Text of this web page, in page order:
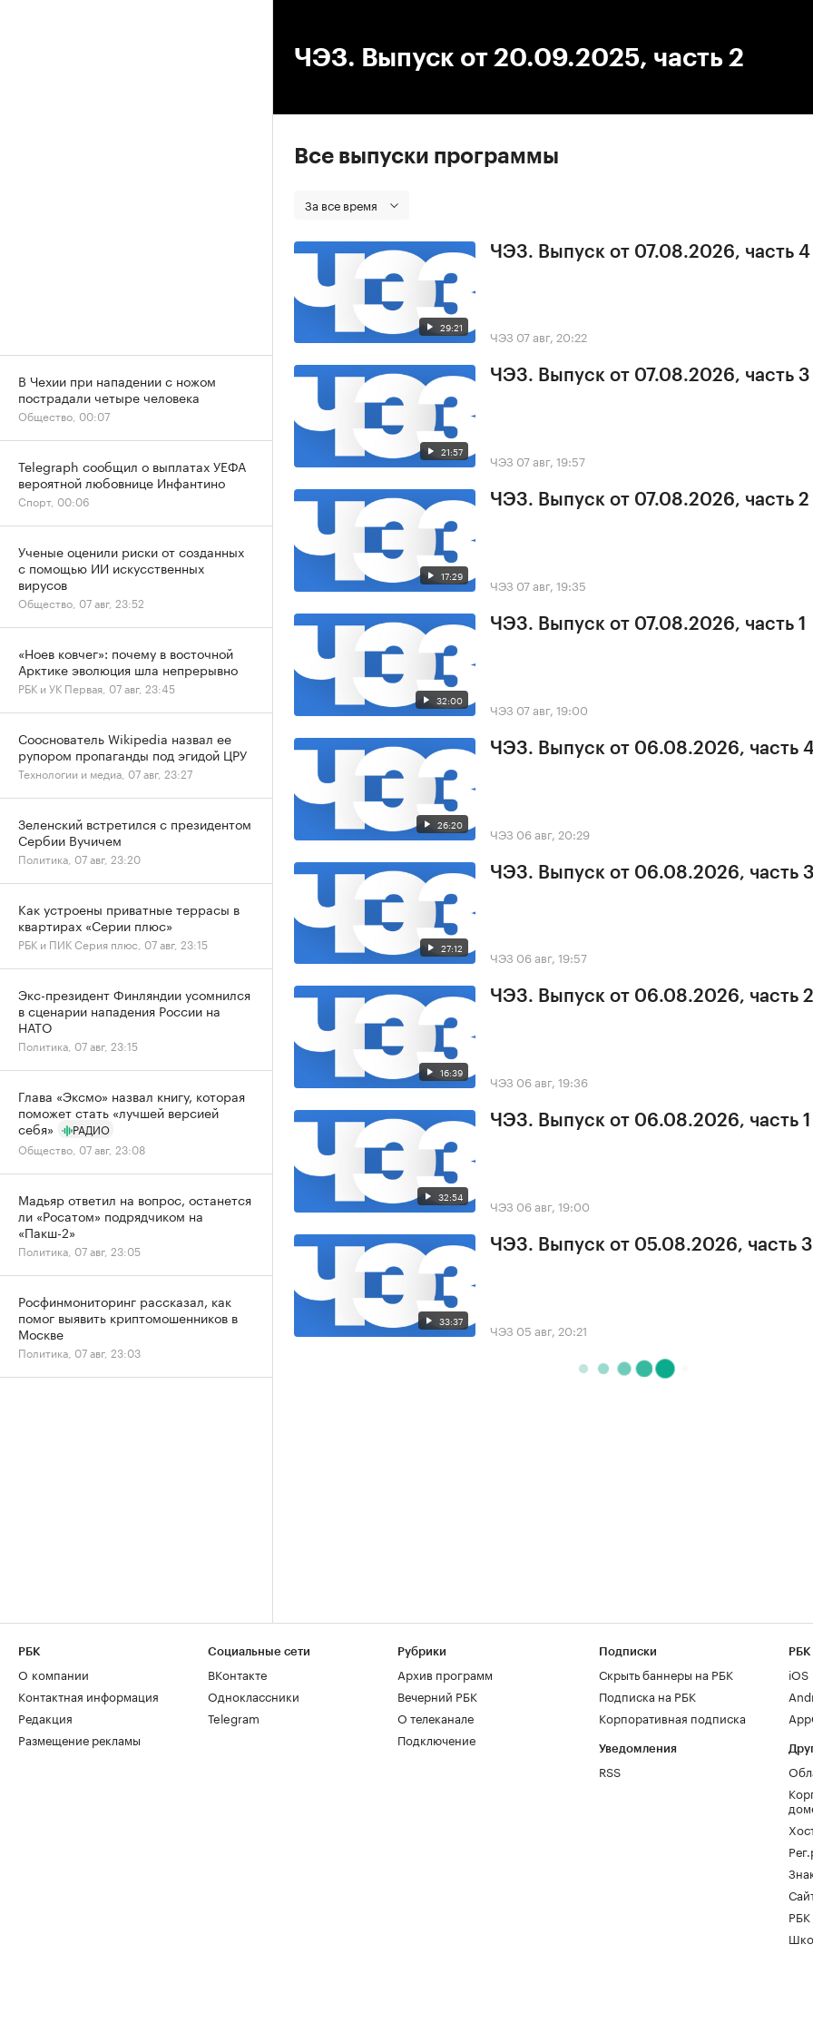
ЧЭЗ. Выпуск от 20.09.2025, часть 2
Все выпуски программы
За все время
29:21
ЧЭЗ. Выпуск от 07.08.2026, часть 4
ЧЭЗ 07 авг, 20:22
21:57
ЧЭЗ. Выпуск от 07.08.2026, часть 3
ЧЭЗ 07 авг, 19:57
17:29
ЧЭЗ. Выпуск от 07.08.2026, часть 2
ЧЭЗ 07 авг, 19:35
32:00
ЧЭЗ. Выпуск от 07.08.2026, часть 1
ЧЭЗ 07 авг, 19:00
26:20
ЧЭЗ. Выпуск от 06.08.2026, часть
ЧЭЗ 06 авг, 20:29
27:12
ЧЭЗ. Выпуск от 06.08.2026, часть
ЧЭЗ 06 авг, 19:57
16:39
ЧЭЗ. Выпуск от 06.08.2026, часть 2
ЧЭЗ 06 авг, 19:36
32:54
ЧЭЗ. Выпуск от 06.08.2026, часть 1
ЧЭЗ 06 авг, 19:00
33:37
ЧЭЗ. Выпуск от 05.08.2026, часть 3
ЧЭЗ 05 авг, 20:21
В Чехии при нападении с ножом
пострадали четыре человека
Общество, 00:07
Telegraph сообщил о выплатах УЕФА
вероятной любовнице Инфантино
Спорт, 00:06
Ученые оценили риски от созданных
с помощью ИИ искусственных
вирусов
Общество, 07 авг, 23:52
«Ноев ковчег»: почему в восточной
Арктике эволюция шла непрерывно
РБК и УК Первая, 07 авг, 23:45
Сооснователь Wikipedia назвал ее
рупором пропаганды под эгидой ЦРУ
Технологии и медиа, 07 авг, 23:27
Зеленский встретился с президентом
Сербии Вучичем
Политика, 07 авг, 23:20
Как устроены приватные террасы в
квартирах «Серии плюс»
РБК и ПИК Серия плюс, 07 авг, 23:15
Экс-президент Финляндии усомнился
в сценарии нападения России на
НАТО
Политика, 07 авг, 23:15
Глава «Эксмо» назвал книгу, которая
поможет стать «лучшей версией
себя»
РАДИО
Общество, 07 авг, 23:08
Мадьяр ответил на вопрос, останется
ли «Росатом» подрядчиком на
«Пакш-2»
Политика, 07 авг, 23:05
Росфинмониторинг рассказал, как
помог выявить криптомошенников в
Москве
Политика, 07 авг, 23:03
РБК
О компании
Контактная информация
Редакция
Размещение рекламы
Социальные сети
ВКонтакте
Одноклассники
Telegram
Рубрики
Архив программ
Вечерний РБК
О телеканале
Подключение
Подписки
Скрыть баннеры на РБК
Подписка на РБК
Корпоративная подписка
Уведомления
RSS
РБК
iOS